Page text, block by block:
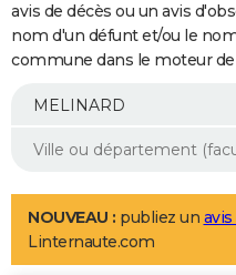
Retraite
Epargne
Immobilier
Risques naturels par ville
Banque
Assurance
AUTO
Essais
Réserver un essai
Citadines
Berlines
SUV
Forum auto
+
Mobiles
Meilleur smartphone
Internet
Ordinateurs
Jeux vidéo
Guide high-tech
Aménagement intérieur
LIFESTYLE
Art de vivre
Bien-être
Loisirs
Mode
Modes de vie
avis de décès ou un avis
nom d'un défunt et/ou le
commune dans le moteur
NOUVEAU : publiez un
Linternaute.com